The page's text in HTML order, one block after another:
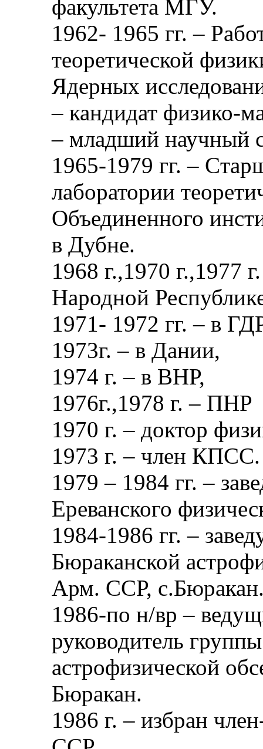
факультета МГУ.
1962- 1965 гг. –
теоретической
Ядерных
– кандидат физико-
– младший научный
1965-1979 гг. –
лаборатории
Объединенного
в Дубне.
1968 г.,1970 г.,1977
Народной
1971- 1972 гг. – в
1973г. – в Дании,
1974 г. – в ВНР,
1976г.,1978 г. – ПНР
1970 г. – доктор
1973 г. – член КПСС.
1979 – 1984 гг. –
Ереванского
1984-1986 гг. –
Бюраканской
Арм. ССР,
1986-по н/вр –
руководитель
астрофизической
Бюракан.
1986 г. – избран